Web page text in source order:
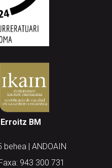
BM
behea | ANDOAIN
943 300 731